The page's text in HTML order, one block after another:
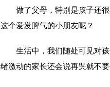
做了父母，特别是孩子还
这个爱发脾气的小朋友呢？
生活中，我们随处可见对
绪激动的家长还会说再哭就不要